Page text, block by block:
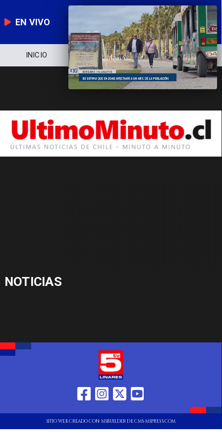
EN VIVO
INICIO NOTICIERO POLÍTICA
NOTICIAS
SITIO WEB CREADO CON MSBUILDER DE CMS-MSPRESS.COM